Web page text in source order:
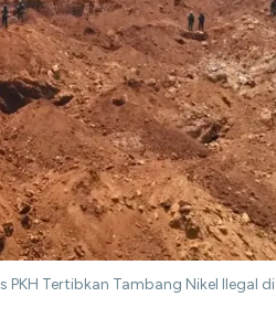
PKH Tertibkan Tambang Nikel Ilegal di